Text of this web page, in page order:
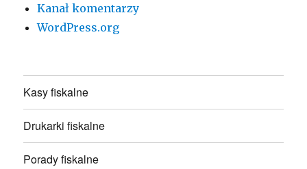
Kanał komentarzy
WordPress.org
Kasy fiskalne
Drukarki fiskalne
Porady fiskalne